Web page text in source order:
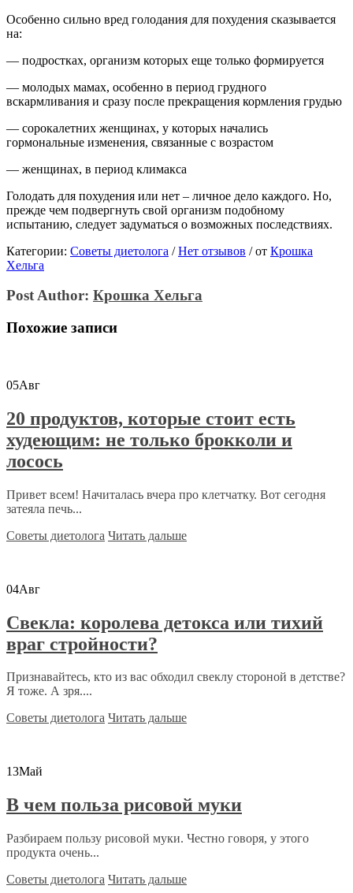
Особенно сильно вред голодания для похудения сказывается
на:
— подростках, организм которых еще только формируется
— молодых мамах, особенно в период грудного
вскармливания и сразу после прекращения кормления грудью
— сорокалетних женщинах, у которых начались
гормональные изменения, связанные с возрастом
— женщинах, в период климакса
Голодать для похудения или нет – личное дело каждого. Но,
прежде чем подвергнуть свой организм подобному
испытанию, следует задуматься о возможных последствиях.
Категории: Советы диетолога / Нет отзывов /от Крошка
Хельга
Post Author: Крошка Хельга
Похожие записи
05Авг
20 продуктов, которые стоит есть
худеющим: не только брокколи и
лосось
Привет всем! Начиталась вчера про клетчатку. Вот сегодня
затеяла печь...
Советы диетолога Читать дальше
04Авг
Свекла: королева детокса или тихий
враг стройности?
Признавайтесь, кто из вас обходил свеклу стороной в детстве?
Я тоже. А зря....
Советы диетолога Читать дальше
13Май
В чем польза рисовой муки
Разбираем пользу рисовой муки. Честно говоря, у этого
продукта очень...
Советы диетолога Читать дальше